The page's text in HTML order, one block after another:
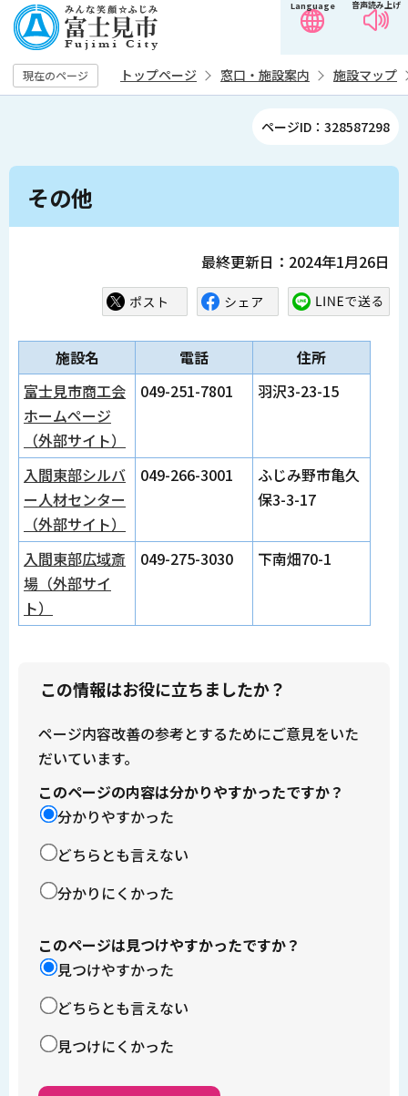
の
ペ
ー
す
音声読み上げ
Language
現在のページ トップページ 窓口・施設案内 施設マップ
ページID：328587298
本
その他
最終更新日：2024年1月26日
施設名 電話
住所
富士見市商工会
ホームページ
（外部サイト）
049-251-7801 羽沢3-23-15
入間東部シルバ
ー人材センター
（外部サイト）
049-266-3001
ふじみ野市亀久
保3-3-17
入間東部広域斎
場（外部サイ
ト）
049-275-3030 下南畑70-1
この情報はお役に立ちましたか？
ページ内容改善の参考とするためにご意見をいた
だいています。
このページの内容は分かりやすかったですか？
分かりやすかった
どちらとも言えない
分かりにくかった
このページは見つけやすかったですか？
見つけやすかった
どちらとも言えない
見つけにくかった